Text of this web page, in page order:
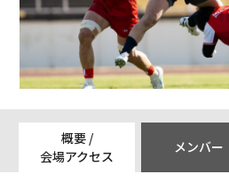
概要 /
会場アクセス
メンバー